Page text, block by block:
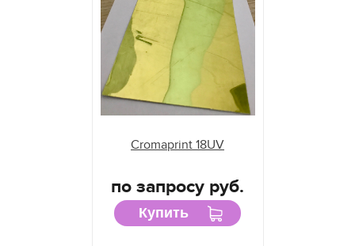
Cromaprint 18UV
по запросу руб.
Купить